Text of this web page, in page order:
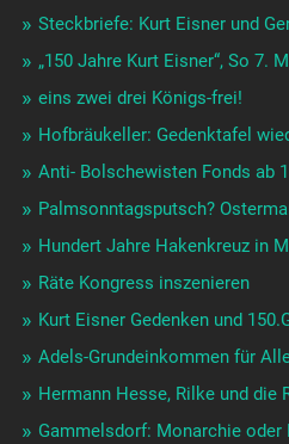
Steckbriefe: Kurt Eisner und
„150 Jahre Kurt Eisner“, So 7.
eins zwei drei Königs-frei!
Hofbräukeller: Gedenktafel
Anti- Bolschewisten Fonds ab
Palmsonntagsputsch?
Hundert Jahre Hakenkreuz in
Räte Kongress inszenieren
Kurt Eisner Gedenken und
Adels-Grundeinkommen für
Hermann Hesse, Rilke und die
Gammelsdorf: Monarchie oder